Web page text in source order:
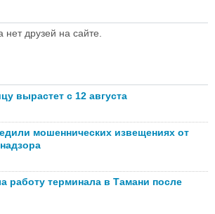
нет друзей на сайте.
вырастет с 12 августа
мошеннических извещениях от
работу терминала в Тамани после